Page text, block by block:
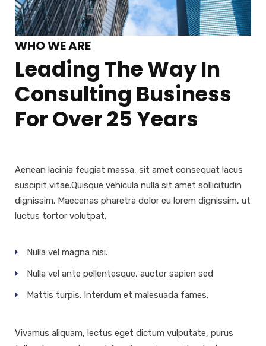
WHO WE ARE
Leading The Way In
Consulting Business
For Over 25 Years
Aenean lacinia feugiat massa, sit amet consequat lacus
suscipit vitae.Quisque vehicula nulla sit amet sollicitudin
dignissim. Maecenas pharetra dolor eu lorem dignissim, ut
luctus tortor volutpat.
Nulla vel magna nisi.
Nulla vel ante pellentesque, auctor sapien sed
Mattis turpis. Interdum et malesuada fames.
Vivamus aliquam, lectus eget dictum vulputate, purus